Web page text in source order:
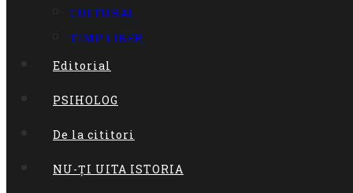
CULTURAL
TIMP LIBER
Editorial
PSIHOLOG
De la cititori
NU-ȚI UITA ISTORIA